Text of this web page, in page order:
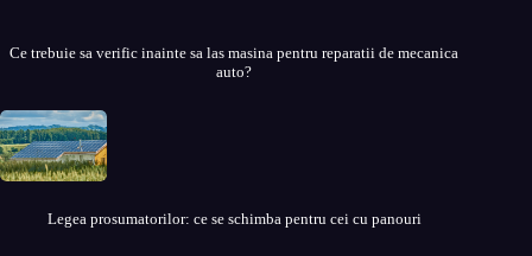
Ce trebuie sa verific inainte sa las masina pentru reparatii de mecanica
auto?
Legea prosumatorilor: ce se schimba pentru cei cu panouri